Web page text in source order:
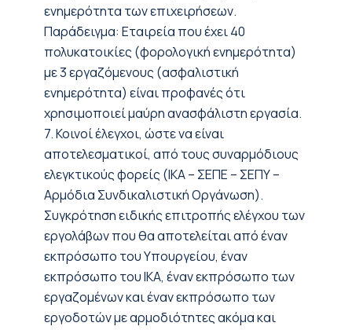
ενημερότητα των επιχειρήσεων.
Παράδειγμα: Eταιρεία που έχει 40
πολυκατοικίες (φορολογική ενημερότητα)
με 3 εργαζόμενους (ασφαλιστική
ενημερότητα) είναι προφανές ότι
χρησιμοποιεί μαύρη ανασφάλιστη εργασία.
7. Κοινοί έλεγχοι, ώστε να είναι
αποτελεσματικοί, από τους συναρμόδιους
ελεγκτικούς φορείς (ΙΚΑ – ΣΕΠΕ – ΣΕΠΥ –
Αρμόδια Συνδικαλιστική Οργάνωση).
Συγκρότηση ειδικής επιτροπής ελέγχου των
εργολάβων που θα αποτελείται από έναν
εκπρόσωπο του Υπουργείου, έναν
εκπρόσωπο του ΙΚΑ, έναν εκπρόσωπο των
εργαζομένων και έναν εκπρόσωπο των
εργοδοτών με αρμοδιότητες ακόμα και